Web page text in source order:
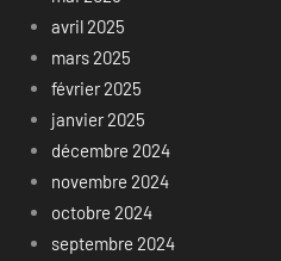
avril 2025
mars 2025
février 2025
janvier 2025
décembre 2024
novembre 2024
octobre 2024
septembre 2024